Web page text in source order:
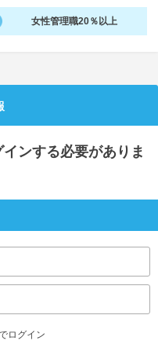
女性管理職20％以上
ンする必要がありま
ログイン